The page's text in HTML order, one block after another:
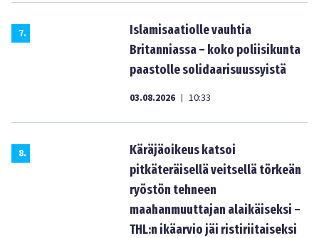
7.
Islamisaatiolle vauhtia
Britanniassa – koko poliisikunta
paastolle solidaarisuussyistä
03.08.2026 | 10:33
8.
Käräjäoikeus katsoi
pitkäteräisellä veitsellä törkeän
ryöstön tehneen
maahanmuuttajan alaikäiseksi –
THL:n ikäarvio jäi ristiriitaiseksi